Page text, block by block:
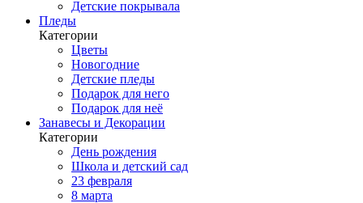
Детские покрывала
Пледы
Категории
Цветы
Новогодние
Детские пледы
Подарок для него
Подарок для неё
Занавесы и Декорации
Категории
День рождения
Школа и детский сад
23 февраля
8 марта